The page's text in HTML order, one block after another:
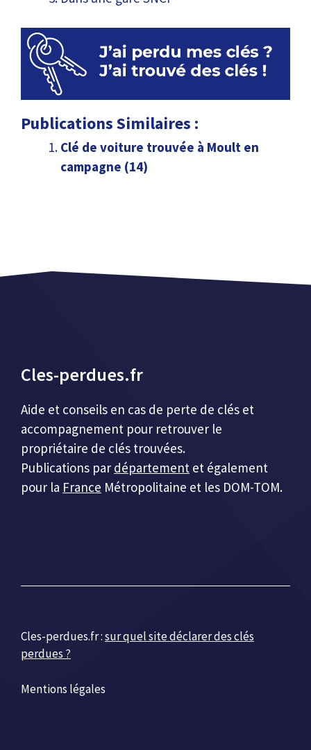
Publications Similaires :
Clé de voiture trouvée à Moult en
campagne (14)
Cles-perdues.fr
Aide et conseils en cas de perte de clés et
accompagnement pour retrouver le
propriétaire de clés trouvées.
Publications par département et également
pour la France Métropolitaine et les DOM-TOM.
Cles-perdues.fr :sur quel site déclarer des clés
perdues ?
Mentions légales